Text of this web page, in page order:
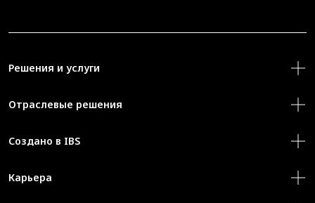
Решения и услуги
Отраслевые решения
Создано в IBS
Карьера